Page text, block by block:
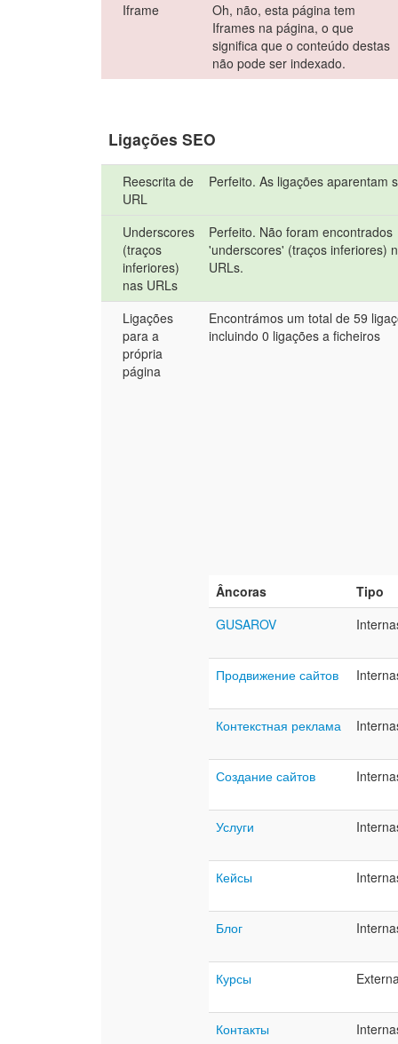
Iframe
Oh, não, esta página tem
Iframes na página, o que
significa que o conteúdo destas
não pode ser indexado.
Ligações SEO
Reescrita de
URL
Perfeito. As ligações aparentam
Underscores
(traços
inferiores)
nas URLs
Perfeito. Não foram encontrados
'underscores' (traços inferiores)
URLs.
Ligações
para a
própria
página
Encontrámos um total de 59
incluindo 0 ligações a ficheiros
Âncoras
Tipo
GUSAROV
Продвижение сайтов
Контекстная реклама
Создание сайтов
Услуги
Кейсы
Блог
Курсы
Контакты